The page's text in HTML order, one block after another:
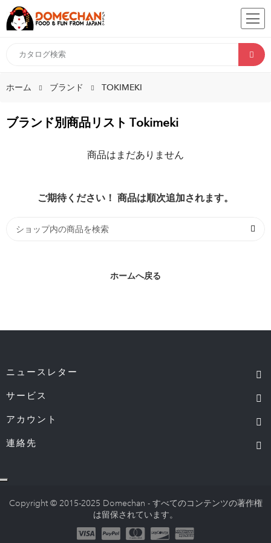
ホーム ブランド TOKIMEKI
ブランド別商品リスト Tokimeki
商品はまだありません
ご期待ください！ 商品は順次追加されます。
ホームへ戻る
ニュースレター
サービス
アカウント
連絡先
Copyright © 2015-2025 Domechan - すべてのコンテンツの著作権
は留保されています。